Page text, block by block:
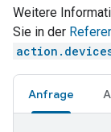
Weitere
Sie in der
Anfrage